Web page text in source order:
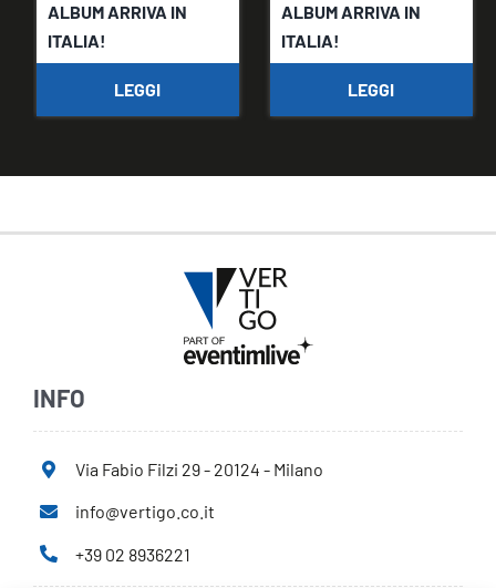
ALBUM ARRIVA IN
ITALIA!
LEGGI
ALBUM ARRIVA IN
ITALIA!
LEGGI
INFO
Via Fabio Filzi 29 - 20124 - Milano
info@vertigo.co.it
+39 02 8936221